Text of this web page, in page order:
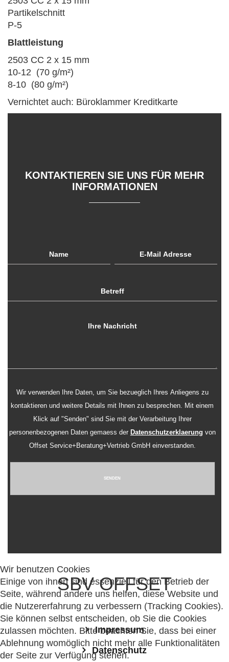
Partikelschnitt
P-5
Blattleistung
2503 CC 2 x 15 mm
10-12 (70 g/m²)
8-10 (80 g/m²)
Vernichtet auch: Büroklammer Kreditkarte
KONTAKTIEREN SIE UNS FÜR MEHR
INFORMATIONEN
Wir verwenden Ihre Daten, um Sie bezueglich Ihres Anliegens zu
kontaktieren und weitere Details mit Ihnen zu besprechen. Mit einem
Klick auf "Senden" sind Sie mit der Verarbeitung Ihrer
personenbezogenen Daten gemaess der Datenschutzerklaerung von
Offset Service+Beratung+Vertrieb GmbH einverstanden.
SENDEN
SBV OFFSET
Impressum
Datenschutz
Wir benutzen Cookies
Einige von ihnen sind essenziell für den Betrieb der
Seite, während andere uns helfen, diese Website und
die Nutzererfahrung zu verbessern (Tracking Cookies).
Sie können selbst entscheiden, ob Sie die Cookies
zulassen möchten. Bitte beachten Sie, dass bei einer
Ablehnung womöglich nicht mehr alle Funktionalitäten
der Seite zur Verfügung stehen.